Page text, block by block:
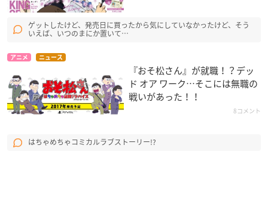
ゲットしたけど、発売日に買ったから気にしていなかったけど、そう
いえば、いつのまにか置いて…
アニメ ニュース
『おそ松さん』が就職！？デッ
ド オア ワーク…そこには無職の
戦いがあった！！
8コメント
はちゃめちゃコミカルラブストーリー!?